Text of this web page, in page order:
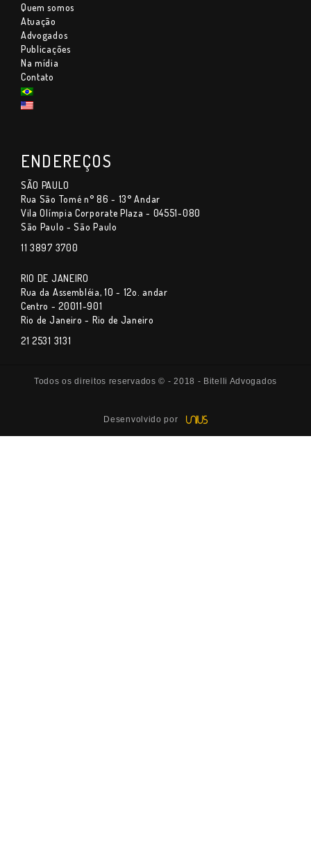
Quem somos
Atuação
Advogados
Publicações
Na mídia
Contato
ENDEREÇOS
SÃO PAULO
Rua São Tomé n° 86 - 13° Andar
Vila Olímpia Corporate Plaza - 04551-080
São Paulo - São Paulo
11 3897 3700
RIO DE JANEIRO
Rua da Assembléia, 10 - 12o. andar
Centro - 20011-901
Rio de Janeiro - Rio de Janeiro
21 2531 3131
Todos os direitos reservados © - 2018 - Bitelli Advogados
Desenvolvido por